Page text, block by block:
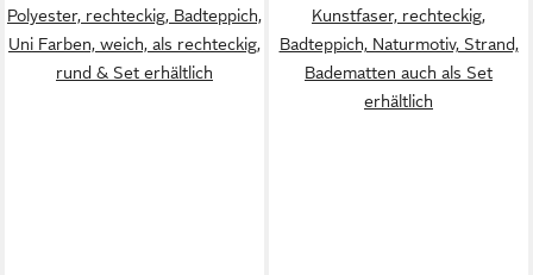
Polyester, rechteckig, Badteppich,
Uni Farben, weich, als rechteckig,
rund & Set erhältlich
Kunstfaser, rechteckig,
Badteppich, Naturmotiv, Strand,
Badematten auch als Set
erhältlich